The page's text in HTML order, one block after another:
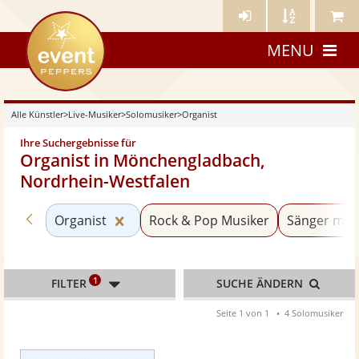
Künstler- Künstler Meine
eventpeppers
MENU
Alle Künstler>Live-Musiker>Solomusiker>Organist
Ihre Suchergebnisse für
Organist in Mönchengladbach,
Nordrhein-Westfalen
Zurück zu «Solomusiker»
Organist Kategorie «Organist» zurücksetzen
Rock & Pop Musiker Sänger mit
FILTER 1 SUCHE ÄNDERN
Seite 1 von 1 4 Solomusiker